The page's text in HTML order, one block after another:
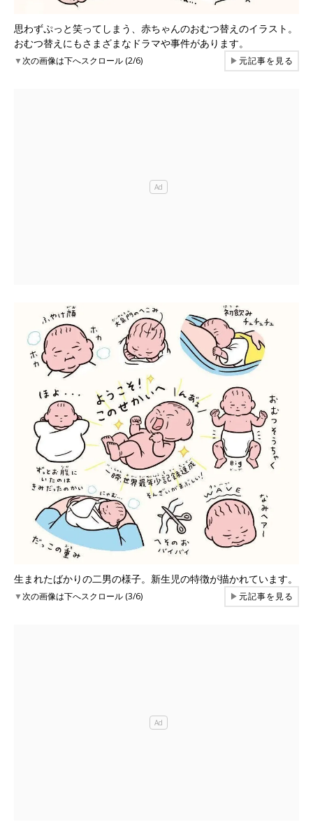
思わずぷっと笑ってしまう、赤ちゃんのおむつ替えのイラスト。
おむつ替えにもさまざまなドラマや事件があります。
▼次の画像は下へスクロール (2/6) ▶元記事を見る
生まれたばかりの二男の様子。新生児の特徴が描かれています。
▼次の画像は下へスクロール (3/6) ▶元記事を見る